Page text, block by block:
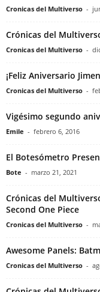
Cronicas del Multiverso -
Crónicas del
Cronicas del Multiverso -
¡Feliz Aniversario
Cronicas del Multiverso -
Vigésimo segundo
Emile - febrero 6, 2016
El Botesómetro
Bote - marzo 21, 2021
Crónicas del
Second One Piece
Cronicas del Multiverso -
Awesome Panels:
Cronicas del Multiverso -